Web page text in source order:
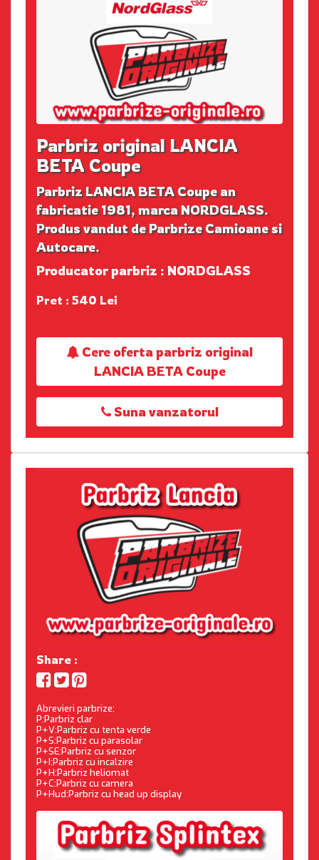
Parbriz original LANCIA
BETA Coupe
Parbriz LANCIA BETA Coupe an
fabricatie 1981, marca NORDGLASS.
Produs vandut de Parbrize Camioane si
Autocare.
Producator parbriz : NORDGLASS
Pret : 540 Lei
Cere oferta parbriz original
LANCIA BETA Coupe
Suna vanzatorul
Share :
Abrevieri parbrize:
P:Parbriz clar
P+V:Parbriz cu tenta verde
P+S:Parbriz cu parasolar
P+SE:Parbriz cu senzor
P+I:Parbriz cu incalzire
P+H:Parbriz heliomat
P+C:Parbriz cu camera
P+Hud:Parbriz cu head up display